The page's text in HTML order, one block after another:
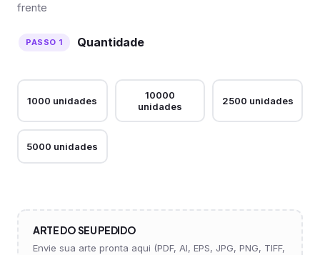
frente
Quantidade
1000 unidades
10000
unidades
2500 unidades
5000 unidades
ARTE DO SEU PEDIDO
Envie sua arte pronta aqui (PDF, AI, EPS, JPG, PNG, TIFF,